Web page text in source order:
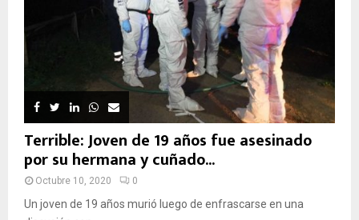
Terrible: Joven de 19 años fue asesinado
por su hermana y cuñado...
Octubre 10, 2020 0
Un joven de 19 años murió luego de enfrascarse en una